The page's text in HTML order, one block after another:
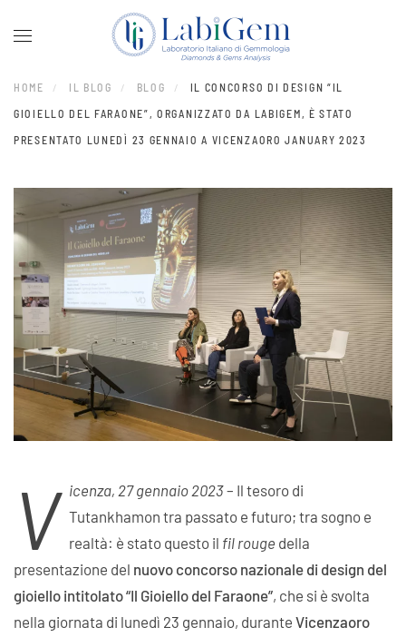
Skip to main content
HOME IL BLOG BLOG IL CONCORSO DI DESIGN “IL
GIOIELLO DEL FARAONE”, ORGANIZZATO DA LABIGEM, È STATO
PRESENTATO LUNEDÌ 23 GENNAIO A VICENZAORO JANUARY 2023
V icenza, 27 gennaio 2023– Il tesoro di
Tutankhamon tra passato e futuro; tra sogno e
realtà: è stato questo il fil rouge della
presentazione del nuovo concorso nazionale di design del
gioiello intitolato “Il Gioiello del Faraone”, che si è svolta
nella giornata di lunedì 23 gennaio, durante Vicenzaoro